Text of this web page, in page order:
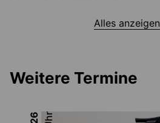
Alles anzeigen
Weitere Termine